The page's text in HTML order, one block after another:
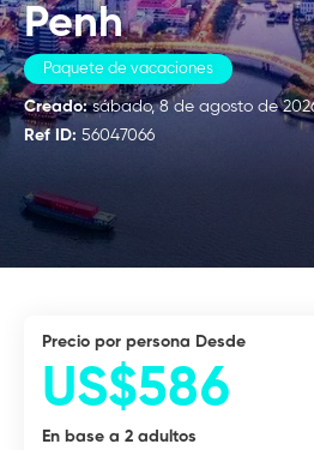
Penh
Paquete de vacaciones
Creado:sábado, 8 de agosto de
Ref ID: 56047066
precio por persona Desde
US$586
En base a 2 adultos